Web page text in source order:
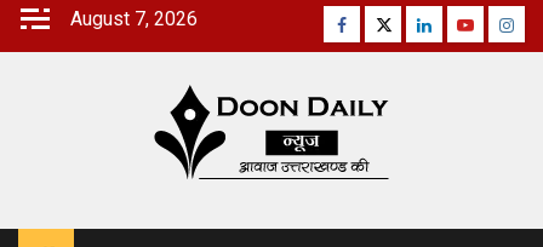
Skip
August 7, 2026 Facebook
TwitterLinkedinYoutube